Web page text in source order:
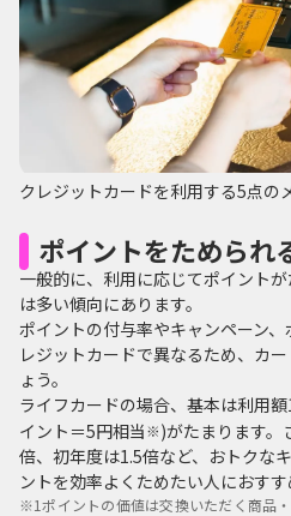
クレジットカードを利用する5点の
ポイントをためられ
一般的に、利用に応じてポイント
は多い傾向にあります。
ポイントの付与率やキャンペーン
レジットカードで異なるため、カ
ょう。
ライフカードの場合、基本は利用
イント＝5円相当※)がたまります。
倍、初年度は1.5倍など、おトクな
ントを効率よくためたい人におすす
※1ポイントの価値は交換いただく商品